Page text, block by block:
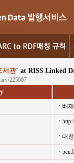
서관' at RISS Linked
225007
배
대